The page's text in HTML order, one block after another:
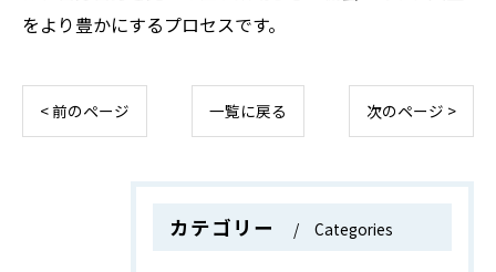
をより豊かにするプロセスです。
< 前のページ 一覧に戻る 次のページ >
カテゴリー Categories